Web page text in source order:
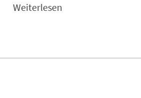
Weiterlesen